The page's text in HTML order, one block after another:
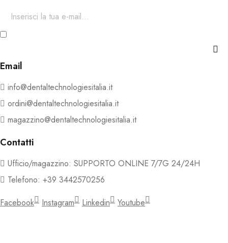
Email
info@dentaltechnologiesitalia.it
ordini@dentaltechnologiesitalia.it
magazzino@dentaltechnologiesitalia.it
Contatti
Ufficio/magazzino: SUPPORTO ONLINE 7/7G 24/24H
Telefono: +39 3442570256
Facebook
Instagram Linkedin Youtube